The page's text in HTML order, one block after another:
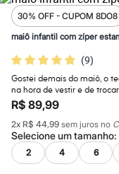
Plus Size
2 calçados por R$189
2 peças por R$199
3 lingeries por R$99
3 itens de beleza por
Até 20% off
Até 40% off
Até 60% off
A partir de 60% off
Feminino
Em alta
Inverno
Alfaiataria
30% OFF - CUPOM 8DO8
maiô infantil com zíper
(9)
Gostei demais do maiô, o
na hora de vestir e de trocar
R$ 89,99
2x R$ 44,99 sem juros no
Selecione umtamanho:
2 4 6